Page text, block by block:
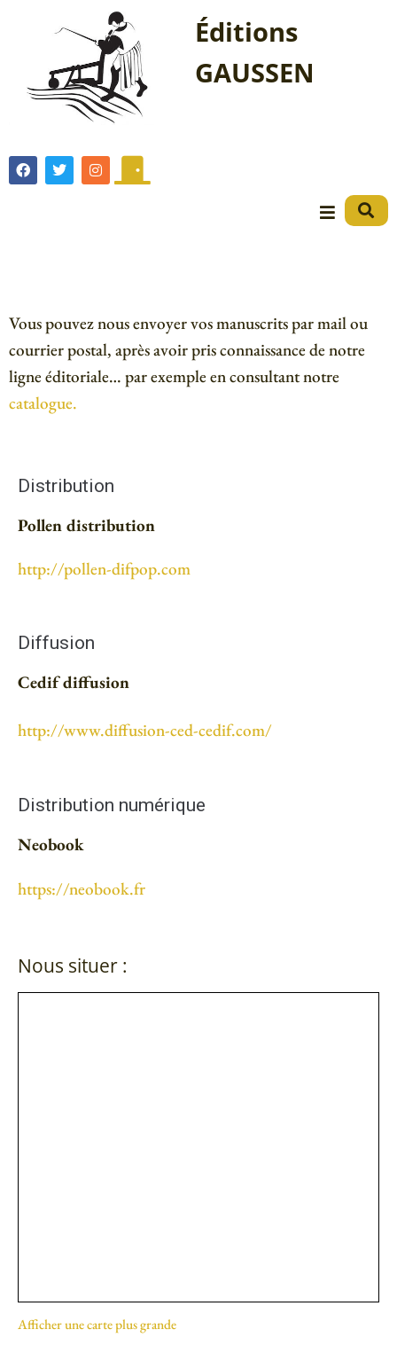
Éditions
GAUSSEN
Vous pouvez nous envoyer vos manuscrits par mail ou
courrier postal, après avoir pris connaissance de notre
ligne éditoriale… par exemple en consultant notre
catalogue.
Distribution
Pollen distribution
http://pollen-difpop.com
Diffusion
Cedif diffusion
http://www.diffusion-ced-cedif.com/
Distribution numérique
Neobook
https://neobook.fr
Nous situer :
Afficher une carte plus grande